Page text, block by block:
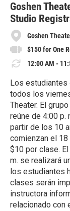
Goshen
Studio
Goshen
$150 for One
12:00 AM -
Los estudiantes
todos los
Theater. El
reúne de 4:00 p.
partir de los 10
comienzan el
$10 por clase.
m. se realizará
los estudiantes
clases serán
instructora
relacionado con